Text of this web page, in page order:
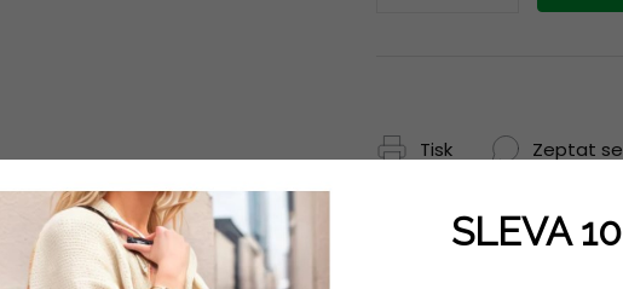
Tisk Zeptat se
SLEVA